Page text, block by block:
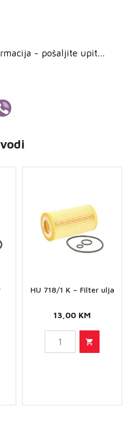
- pošaljite upit...
HU 718/1 K – Filter ulja
13,00 KM
718/1